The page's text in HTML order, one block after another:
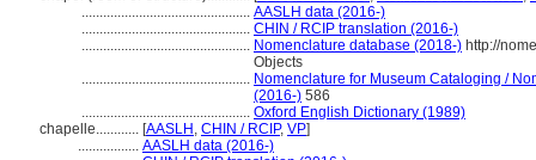
............................................... AASLH data (2016-)
............................................... CHIN / RCIP translation (2016-)
............................................... Nomenclature database (2018-) http://
Objects
............................................... Nomenclature for Museum Cataloging /
(2016-) 586
............................................... Oxford English Dictionary (1989)
chapelle............ [AASLH , CHIN / RCIP, VP]
................. AASLH data (2016-)